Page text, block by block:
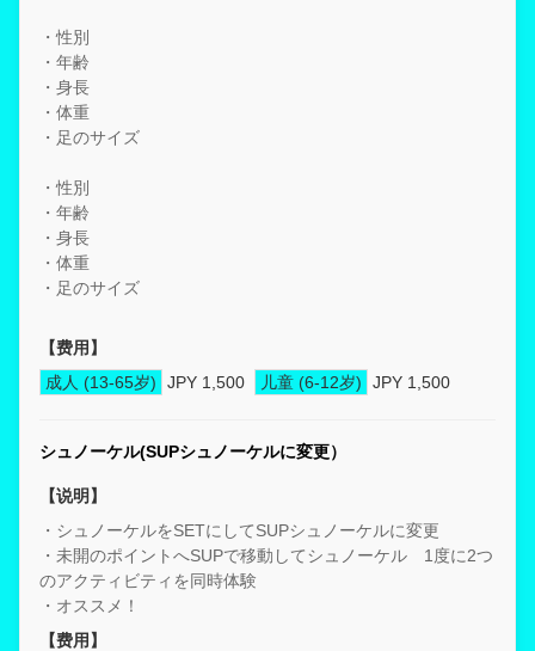
・性別
・年齢
・身長
・体重
・足のサイズ
・性別
・年齢
・身長
・体重
・足のサイズ
【费用】
成人 (13-65岁)
JPY 1,500 儿童 (6-12岁) JPY 1,500
シュノーケル(SUPシュノーケルに変更）
【说明】
・シュノーケルをSETにしてSUPシュノーケルに変更
・未開のポイントへSUPで移動してシュノーケル 1度に2つ
のアクティビティを同時体験
・オススメ！
【费用】